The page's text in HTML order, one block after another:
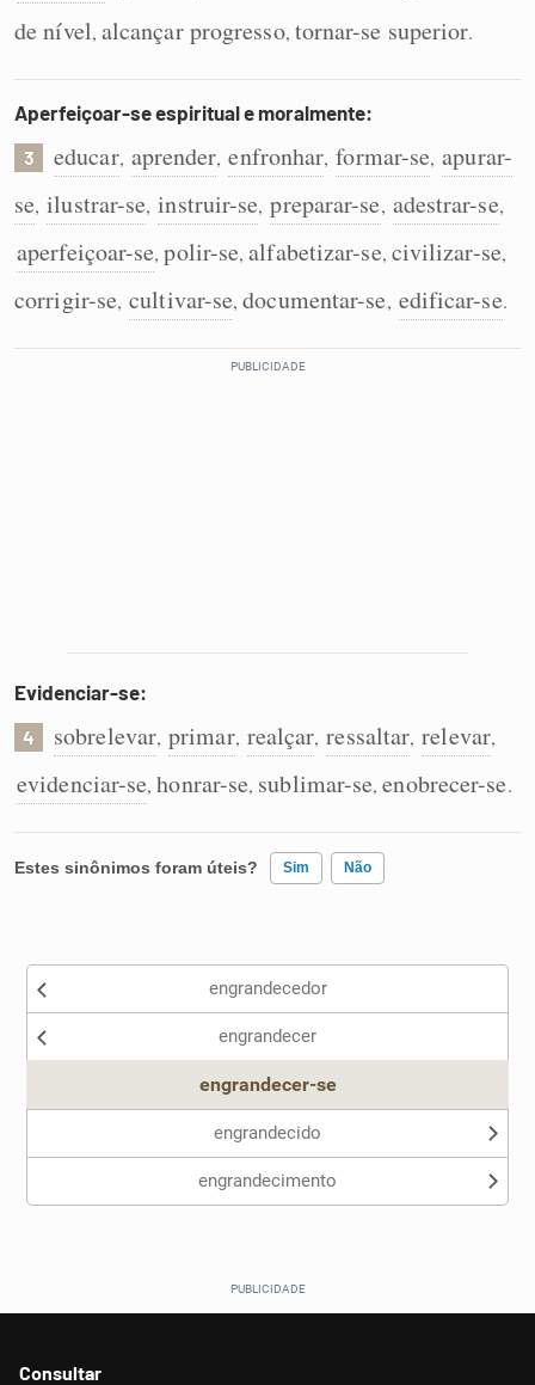
Sinônimos
de nível, alcançar progresso, tornar-se superior.
Aperfeiçoar-se espiritual e moralmente:
3 educar, aprender, enfronhar, formar-se, apurar-
se, ilustrar-se, instruir-se, preparar-se, adestrar-se,
aperfeiçoar-se,polir-se,alfabetizar-se, civilizar-se,
corrigir-se, cultivar-se,documentar-se, edificar-se.
Evidenciar-se:
4 sobrelevar, primar, realçar, ressaltar, relevar,
evidenciar-se,honrar-se, sublimar-se,enobrecer-se.
Estes sinônimos foram úteis? Sim Não
Nenhum dos sinônimos apresentados me ajudou
engrandecedor
engrandecer
engrandecer-se
engrandecido
engrandecimento
Consultar